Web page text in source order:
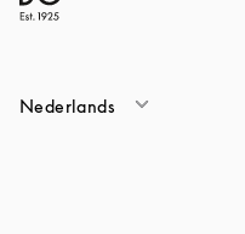
Nederlands